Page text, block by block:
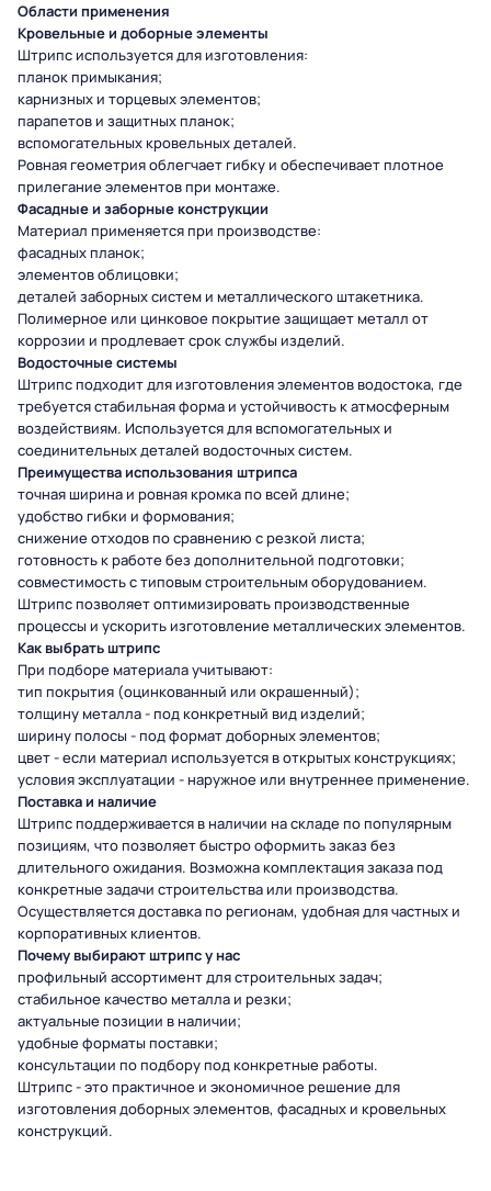
Области применения
Кровельные и доборные элементы
Штрипс используется для изготовления:
планок примыкания;
карнизных и торцевых элементов;
парапетов и защитных планок;
вспомогательных кровельных деталей.
Ровная геометрия облегчает гибку и обеспечивает плотное
прилегание элементов при монтаже.
Фасадные и заборные конструкции
Материал применяется при производстве:
фасадных планок;
элементов облицовки;
деталей заборных систем и металлического штакетника.
Полимерное или цинковое покрытие защищает металл от
коррозии и продлевает срок службы изделий.
Водосточные системы
Штрипс подходит для изготовления элементов водостока, где
требуется стабильная форма и устойчивость к атмосферным
воздействиям. Используется для вспомогательных и
соединительных деталей водосточных систем.
Преимущества использования штрипса
точная ширина и ровная кромка по всей длине;
удобство гибки и формования;
снижение отходов по сравнению с резкой листа;
готовность к работе без дополнительной подготовки;
совместимость с типовым строительным оборудованием.
Штрипс позволяет оптимизировать производственные
процессы и ускорить изготовление металлических элементов.
Как выбрать штрипс
При подборе материала учитывают:
тип покрытия (оцинкованный или окрашенный);
толщину металла - под конкретный вид изделий;
ширину полосы - под формат доборных элементов;
цвет - если материал используется в открытых конструкциях;
условия эксплуатации - наружное или внутреннее применение.
Поставка и наличие
Штрипс поддерживается в наличии на складе по популярным
позициям, что позволяет быстро оформить заказ без
длительного ожидания. Возможна комплектация заказа под
конкретные задачи строительства или производства.
Осуществляется доставка по регионам, удобная для частных и
корпоративных клиентов.
Почему выбирают штрипс у нас
профильный ассортимент для строительных задач;
стабильное качество металла и резки;
актуальные позиции в наличии;
удобные форматы поставки;
консультации по подбору под конкретные работы.
Штрипс - это практичное и экономичное решение для
изготовления доборных элементов, фасадных и кровельных
конструкций.